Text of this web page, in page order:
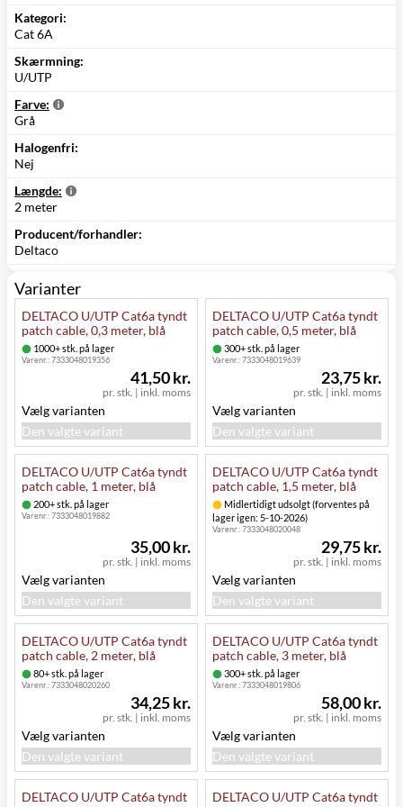
Kategori:
Cat 6A
Skærmning:
U/UTP
Farve:
Grå
Halogenfri:
Nej
Længde:
2 meter
Producent/forhandler:
Deltaco
Varianter
DELTACO U/UTP Cat6a tyndt
patch cable, 0,3 meter, blå
1000+ stk. på lager
Varenr.:7333048019356
pr. stk. | inkl. moms
41,50 kr.
Vælg varianten
Den valgte variant
DELTACO U/UTP Cat6a tyndt
patch cable, 0,5 meter, blå
300+ stk. på lager
Varenr.:7333048019639
pr. stk. | inkl. moms
23,75 kr.
Vælg varianten
Den valgte variant
DELTACO U/UTP Cat6a tyndt
patch cable, 1 meter, blå
200+ stk. på lager
Varenr.:7333048019882
pr. stk. | inkl. moms
35,00 kr.
Vælg varianten
Den valgte variant
DELTACO U/UTP Cat6a tyndt
patch cable, 1,5 meter, blå
Midlertidigt udsolgt (forventes på
lager igen: 5-10-2026)
Varenr.:7333048020048
pr. stk. | inkl. moms
29,75 kr.
Vælg varianten
Den valgte variant
DELTACO U/UTP Cat6a tyndt
patch cable, 2 meter, blå
80+ stk. på lager
Varenr.:7333048020260
pr. stk. | inkl. moms
34,25 kr.
Vælg varianten
Den valgte variant
DELTACO U/UTP Cat6a tyndt
patch cable, 3 meter, blå
300+ stk. på lager
Varenr.:7333048019806
pr. stk. | inkl. moms
58,00 kr.
Vælg varianten
Den valgte variant
DELTACO U/UTP Cat6a tyndt
DELTACO U/UTP Cat6a tyndt